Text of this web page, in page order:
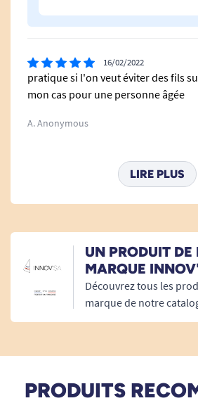
Le fauteuil confort Cocoon
Le fauteuil confort Cocoon XS
16/02/2022
pratique si l'on veut éviter des fils
mon cas pour une personne âgée
A. Anonymous
LIRE PLUS
UN PRODUIT DE
MARQUE
Découvrez tous les
marque de notre
PRODUITS